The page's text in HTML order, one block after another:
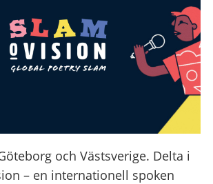
och Västsverige. Delta i
– en internationell spoken